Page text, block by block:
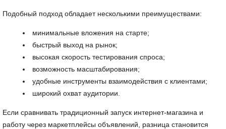
Подобный подход обладает несколькими преимуществами:
минимальные вложения на старте;
быстрый выход на рынок;
высокая скорость тестирования спроса;
возможность масштабирования;
удобные инструменты взаимодействия с клиентами;
широкий охват аудитории.
Если сравнивать традиционный запуск интернет-магазина и
работу через маркетплейсы объявлений, разница становится